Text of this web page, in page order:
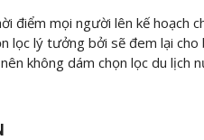
điểm mọi người lên kế hoạch
lọc lý tưởng bởi sẽ đem lại
không dám chọn lọc du lịch